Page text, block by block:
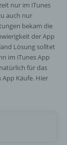
nur im iTunes
auch nur
bekam die
der App
Lösung solltet
im iTunes App
für das
Käufe. Hier
die: